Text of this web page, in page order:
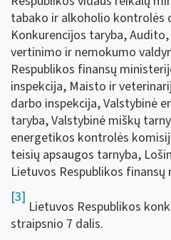
tabako ir alkoholio kontrolės
Konkurencijos taryba,
vertinimo ir nemokumo
Respublikos finansų
inspekcija, Maisto ir
darbo inspekcija, Valstybinė
taryba, Valstybinė miškų
energetikos kontrolės
teisių apsaugos tarnyba,
Lietuvos Respublikos
[3]
Lietuvos Respublikos
straipsnio 7 dalis.